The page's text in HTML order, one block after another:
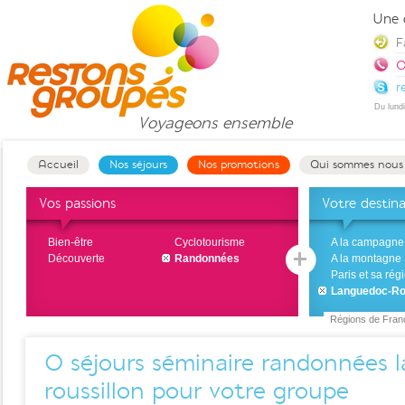
Voyageons ensemble
Accueil Nos séjours Nos promotions Qui sommes
Vos passions
Bien-être
Cyclotourisme
Découverte
Randonnées
Votre
A la campagne
A la montagne
Paris et sa
Languedoc-
Régions de
0 séjours séminaire randonnées
roussillon pour votre groupe
Une
Du